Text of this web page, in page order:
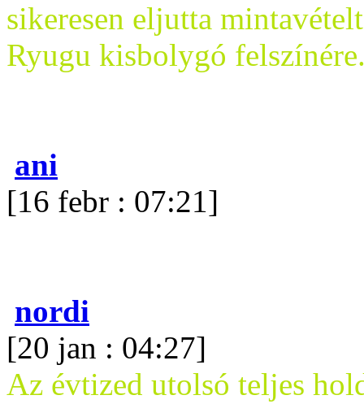
sikeresen eljutta
Ryugu kisbolygó
ani
[16 febr : 07:21]
nordi
[20 jan : 04:27]
Az évtized utolsó teljes